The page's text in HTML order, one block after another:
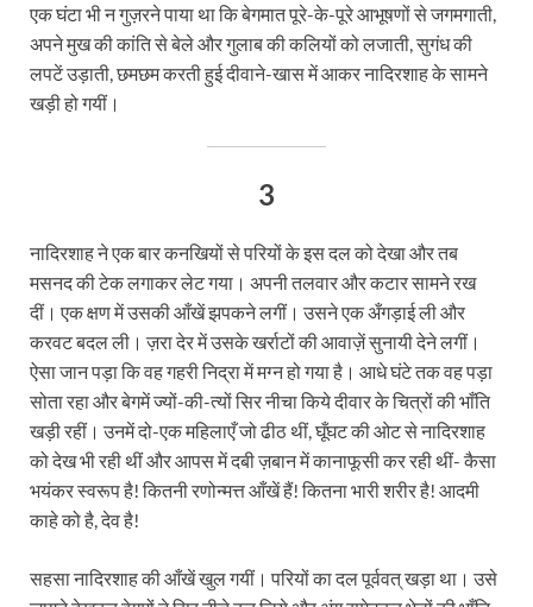
एक घंटा भी न गुज़रने पाया था कि बेगमात पूरे-के-पूरे आभूषणों से जगमगाती,
अपने मुख की कांति से बेले और गुलाब की कलियों को लजाती, सुगंध की
लपटें उड़ाती, छमछम करती हुई दीवाने-खास में आकर नादिरशाह के सामने
खड़ी हो गयीं।
3
नादिरशाह ने एक बार कनखियों से परियों के इस दल को देखा और तब
मसनद की टेक लगाकर लेट गया। अपनी तलवार और कटार सामने रख
दीं। एक क्षण में उसकी आँखें झपकने लगीं। उसने एक अँगड़ाई ली और
करवट बदल ली। ज़रा देर में उसके खर्राटों की आवाज़ें सुनायी देने लगीं।
ऐसा जान पड़ा कि वह गहरी निद्रा में मग्न हो गया है। आधे घंटे तक वह पड़ा
सोता रहा और बेगमें ज्यों-की-त्यों सिर नीचा किये दीवार के चित्रों की भाँति
खड़ी रहीं। उनमें दो-एक महिलाएँ जो ढीठ थीं, घूँघट की ओट से नादिरशाह
को देख भी रही थीं और आपस में दबी ज़बान में कानाफूसी कर रही थीं- कैसा
भयंकर स्वरूप है! कितनी रणोन्मत्त आँखें हैं! कितना भारी शरीर है! आदमी
काहे को है, देव है!
सहसा नादिरशाह की आँखें खुल गयीं। परियों का दल पूर्ववत् खड़ा था। उसे